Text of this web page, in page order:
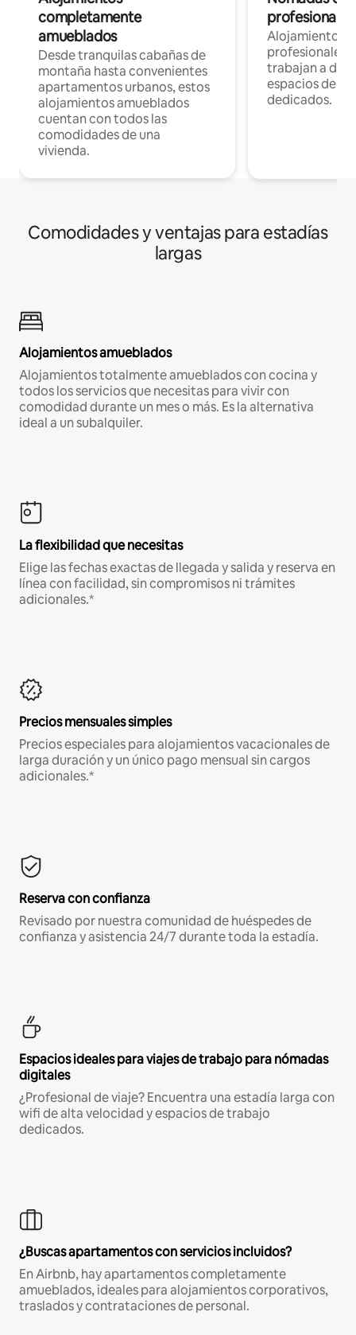
completamente
amueblados
Desde tranquilas cabañas de
montaña hasta convenientes
apartamentos urbanos, estos
alojamientos amueblados
cuentan con todos las
comodidades de una
vivienda.
Alojamientos
profesionales
trabajan a
espacios de
dedicados.
Comodidades y ventajas para estadías
largas
Alojamientos amueblados
Alojamientos totalmente amueblados con cocina y
todos los servicios que necesitas para vivir con
comodidad durante un mes o más. Es la alternativa
ideal a un subalquiler.
La flexibilidad que necesitas
Elige las fechas exactas de llegada y salida y reserva en
línea con facilidad, sin compromisos ni trámites
adicionales.*
Precios mensuales simples
Precios especiales para alojamientos vacacionales de
larga duración y un único pago mensual sin cargos
adicionales.*
Reserva con confianza
Revisado por nuestra comunidad de huéspedes de
confianza y asistencia 24/7 durante toda la estadía.
Espacios ideales para viajes de trabajo para nómadas
digitales
¿Profesional de viaje? Encuentra una estadía larga con
wifi de alta velocidad y espacios de trabajo
dedicados.
¿Buscas apartamentos con servicios incluidos?
En Airbnb, hay apartamentos completamente
amueblados, ideales para alojamientos corporativos,
traslados y contrataciones de personal.